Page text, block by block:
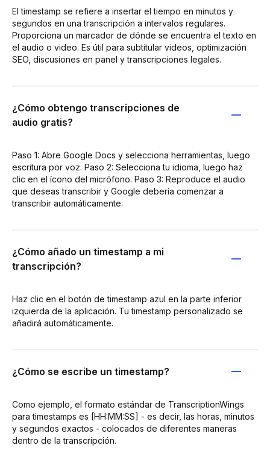
El timestamp se refiere a insertar el tiempo en minutos y
segundos en una transcripción a intervalos regulares.
Proporciona un marcador de dónde se encuentra el texto en
el audio o video. Es útil para subtitular videos, optimización
SEO, discusiones en panel y transcripciones legales.
¿Cómo obtengo transcripciones de
audio gratis?
Paso 1: Abre Google Docs y selecciona herramientas, luego
escritura por voz. Paso 2: Selecciona tu idioma, luego haz
clic en el ícono del micrófono. Paso 3: Reproduce el audio
que deseas transcribir y Google debería comenzar a
transcribir automáticamente.
¿Cómo añado un timestamp a mi
transcripción?
Haz clic en el botón de timestamp azul en la parte inferior
izquierda de la aplicación. Tu timestamp personalizado se
añadirá automáticamente.
¿Cómo se escribe un timestamp?
Como ejemplo, el formato estándar de TranscriptionWings
para timestamps es [HH:MM:SS] - es decir, las horas, minutos
y segundos exactos - colocados de diferentes maneras
dentro de la transcripción.